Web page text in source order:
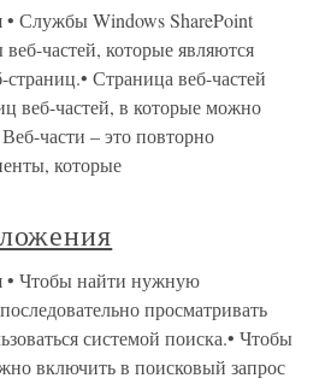
Службы Windows SharePoint
частей, которые являются
Страница веб-частей
веб-частей, в которые можно
части – это повторно
которые
Чтобы найти нужную
просматривать
системой поиска.• Чтобы
включить в поисковый запрос